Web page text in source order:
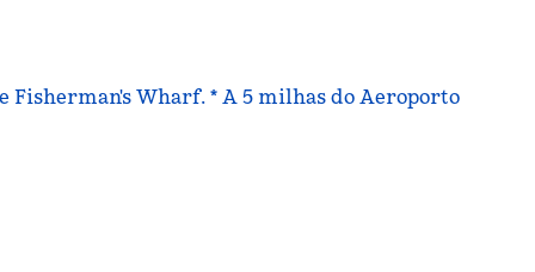
Fisherman's Wharf. * A 5 milhas do Aeroporto